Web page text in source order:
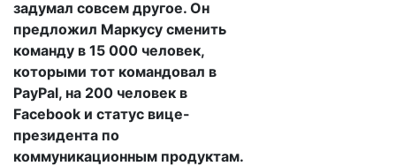
задумал совсем другое. Он
предложил Маркусу сменить
команду в 15 000 человек,
которыми тот командовал в
PayPal, на 200 человек в
Facebook и статус вице-
президента по
коммуникационным продуктам.